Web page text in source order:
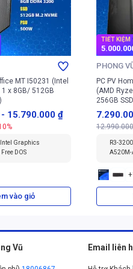
MT I50231 (Intel
x 8GB/ 512GB
- 15.790.000 ₫
Intel Graphics
Free DOS
vào giỏ
TIẾT KIỆM
PHONG
PC PV
(AMD
256GB
R3-
A520M-
+
Vũ Email liên